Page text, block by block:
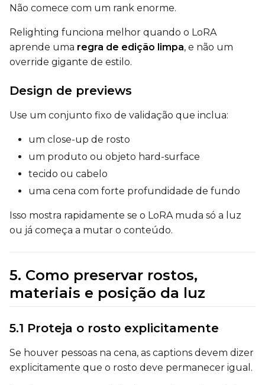
Prompt
Width
Seed
Não comece com um rank enorme.
Relighting funciona melhor quando o LoRA
aprende uma regra de edição limpa, e não um
override gigante de estilo.
Design de previews
Use um conjunto fixo de validação que inclua:
um close-up de rosto
um produto ou objeto hard-surface
tecido ou cabelo
uma cena com forte profundidade de fundo
Isso mostra rapidamente se o LoRA muda só a luz
ou já começa a mutar o conteúdo.
5. Como preservar rostos,
materiais e posição da luz
5.1 Proteja o rosto explicitamente
Se houver pessoas na cena, as captions devem dizer
explicitamente que o rosto deve permanecer igual.